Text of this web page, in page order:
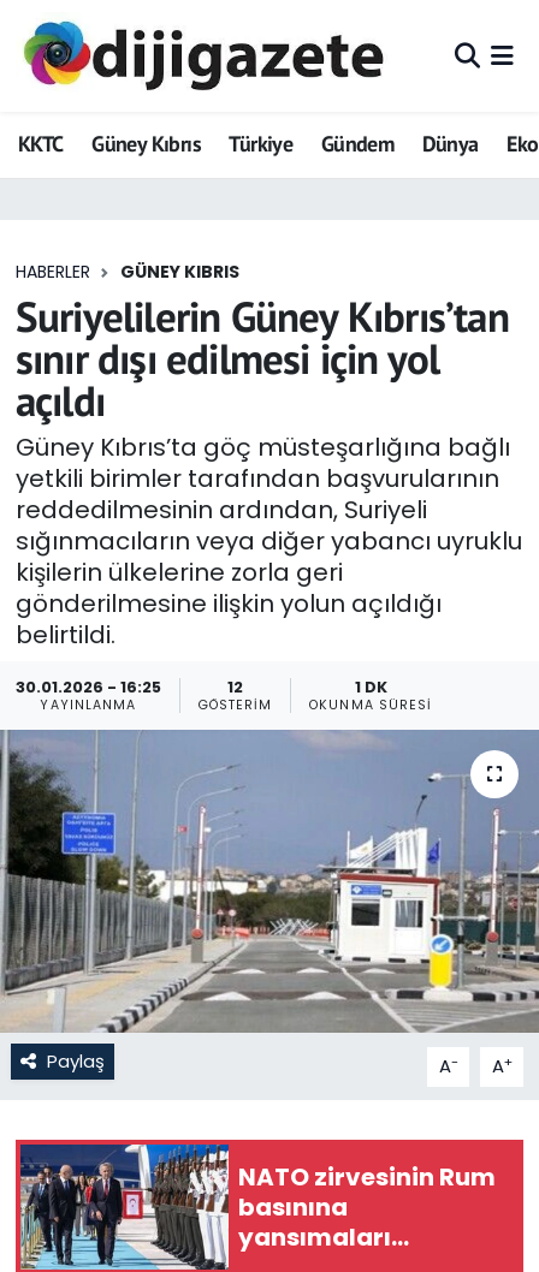
KKTC Güney Kıbrıs Türkiye Gündem Dünya
HABERLER GÜNEY KIBRIS
Suriyelilerin Güney Kıbrıs’tan
sınır dışı edilmesi için yol
açıldı
Güney Kıbrıs’ta göç müsteşarlığına bağlı
yetkili birimler tarafından başvurularının
reddedilmesinin ardından, Suriyeli
sığınmacıların veya diğer yabancı uyruklu
kişilerin ülkelerine zorla geri
gönderilmesine ilişkin yolun açıldığı
belirtildi.
30.01.2026 - 16:25
YAYINLANMA
12
GÖSTERIM
1 DK
OKUNMA SÜRESI
Paylaş A- A+
NATO zirvesinin Rum
basınına
yansımaları...
ADVERTORIAL
Dijigazete
Eğitim
Ekonomi
Foto Galeri
GEZİ
Güncel
Gündem
KKTC
KKTC YEREL SEÇİM 2018
Kültür Sanat
Magazin
Moda
Nöbetçi Eczaneler
Otomobil Dünyası
Politika
SAĞLIK
Spor
Teknoloji
Hava Durumu
Trafik Durumu
Tüm Manşetler
Son Dakika Haberleri
Haber Arşivi